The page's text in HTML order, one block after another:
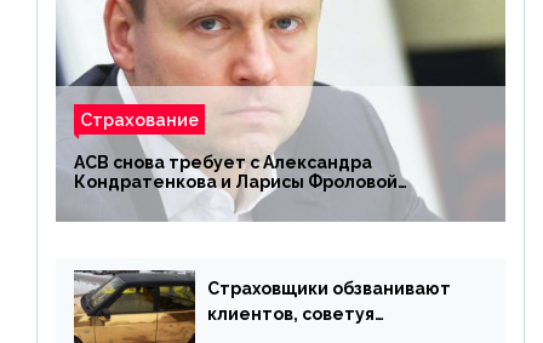
Страхование
АСВ снова требует с Александра
Кондратенкова и Ларисы Фроловой
возмещения убытков на 1,5 млрд р.
Страховщики обзванивают
клиентов, советуя